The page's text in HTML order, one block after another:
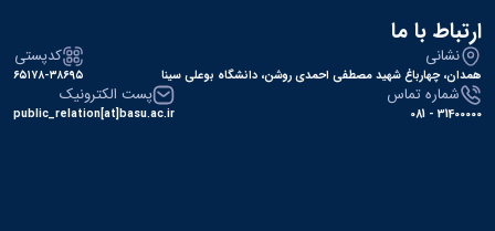
ارتباط با ما
نشانی
همدان، چهارباغ شهید مصطفی احمدی روشن، دانشگاه بوعلی سینا
کدپستی
۶۵۱۷۸-۳۸۶۹۵
شماره تماس
31400000 - 081
پست الکترونیک
public_relation[at]basu.ac.ir